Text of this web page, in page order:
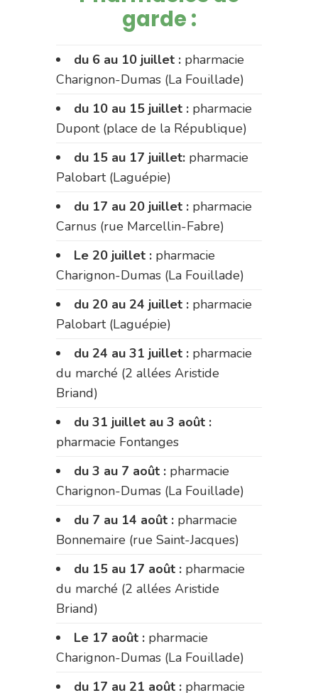
garde :
du 6 au 10 juillet : pharmacie
Charignon-Dumas (La Fouillade)
du 10 au 15 juillet : pharmacie
Dupont (place de la République)
du 15 au 17 juillet: pharmacie
Palobart (Laguépie)
du 17 au 20 juillet : pharmacie
Carnus (rue Marcellin-Fabre)
Le 20 juillet : pharmacie
Charignon-Dumas (La Fouillade)
du 20 au 24 juillet : pharmacie
Palobart (Laguépie)
du 24 au 31 juillet : pharmacie
du marché (2 allées Aristide
Briand)
du 31 juillet au 3 août :
pharmacie Fontanges
du 3 au 7 août : pharmacie
Charignon-Dumas (La Fouillade)
du 7 au 14 août : pharmacie
Bonnemaire (rue Saint-Jacques)
du 15 au 17 août : pharmacie
du marché (2 allées Aristide
Briand)
Le 17 août : pharmacie
Charignon-Dumas (La Fouillade)
du 17 au 21 août : pharmacie